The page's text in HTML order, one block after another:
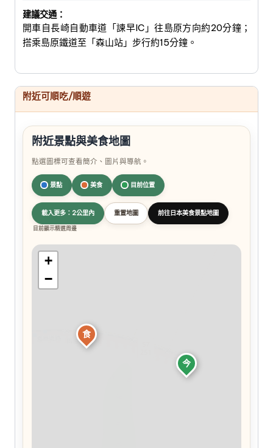
建議交通：
開車自長崎自動車道「諫早IC」往島原方向約20分鐘；
搭乘島原鐵道至「森山站」步行約15分鐘。
附近可順吃/順遊
附近景點與美食地圖
點選圖標可查看簡介、圖片與導航。
景點 美食 目前位置
載入更多：2公里內 重置地圖 前往日本美食景點地圖
目前顯示精選周邊
今
食
+
−